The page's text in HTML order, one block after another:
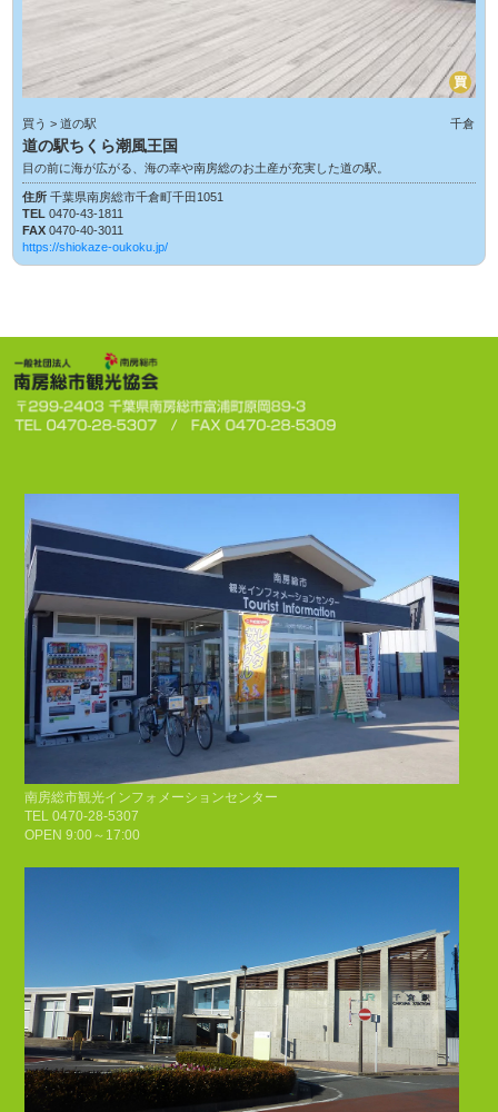
買
買う > 道の駅 千倉
道の駅ちくら潮風王国
目の前に海が広がる、海の幸や南房総のお土産が充実した道の駅。
住所千葉県南房総市千倉町千田1051
TEL0470-43-1811
FAX0470-40-3011
https://shiokaze-oukoku.jp/
南房総市観光インフォメーションセンター
TEL 0470-28-5307
OPEN 9:00～17:00